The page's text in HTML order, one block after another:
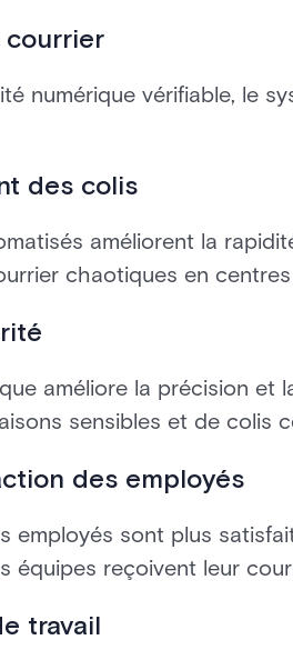
numérique vérifiable, le
des colis
améliorent la
chaotiques en
améliore la précision et
sensibles et de colis
des employés
employés sont plus
équipes reçoivent leur
travail